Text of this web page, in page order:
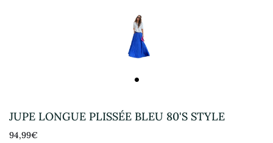
JUPE LONGUE PLISSÉE BLEU 80'S STYLE
94,99€